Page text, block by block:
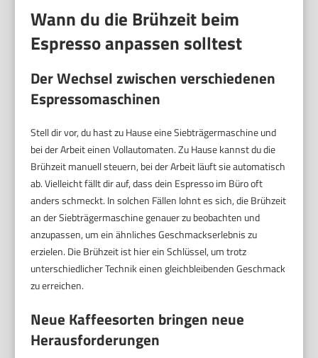
Wann du die Brühzeit beim
Espresso anpassen solltest
Der Wechsel zwischen verschiedenen
Espressomaschinen
Stell dir vor, du hast zu Hause eine Siebträgermaschine und
bei der Arbeit einen Vollautomaten. Zu Hause kannst du die
Brühzeit manuell steuern, bei der Arbeit läuft sie automatisch
ab. Vielleicht fällt dir auf, dass dein Espresso im Büro oft
anders schmeckt. In solchen Fällen lohnt es sich, die Brühzeit
an der Siebträgermaschine genauer zu beobachten und
anzupassen, um ein ähnliches Geschmackserlebnis zu
erzielen. Die Brühzeit ist hier ein Schlüssel, um trotz
unterschiedlicher Technik einen gleichbleibenden Geschmack
zu erreichen.
Neue Kaffeesorten bringen neue
Herausforderungen